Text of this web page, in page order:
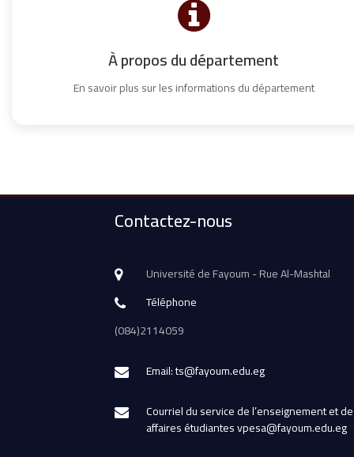
À propos du département
En savoir plus sur les informations du département
Contactez-nous
Université de Fayoum - Rue Al-Mashtal
Téléphone
(084)2114059
Email: ts@fayoum.edu.eg
Courriel du service de l’enseignement et
affaires étudiantes vpesa@fayoum.edu.eg